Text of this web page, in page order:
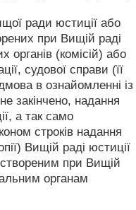
ради юстиції або
при Вищій раді
органів (комісій) або
судової справи (її
в ознайомленні із
закінчено, надання
а так само
строків надання
Вищій раді юстиції
при Вищій
органам